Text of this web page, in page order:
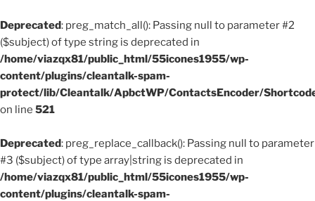
Deprecated: preg_match_all(): Passing null to parameter #2
($subject) of type string is deprecated in
/home/viazqx81/public_html/55icones1955/wp-
content/plugins/cleantalk-spam-
protect/lib/Cleantalk/ApbctWP/ContactsEncoder/
on line 521
Deprecated: preg_replace_callback(): Passing null to parameter
#3 ($subject) of type array|string is deprecated in
/home/viazqx81/public_html/55icones1955/wp-
content/plugins/cleantalk-spam-